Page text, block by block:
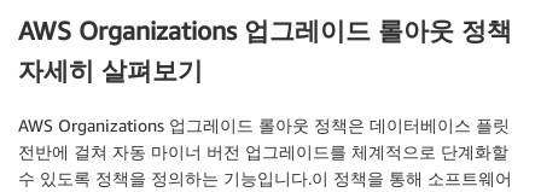
AWS Organizations 업그레이드 롤아웃 정책
자세히 살펴보기
AWS Organizations 업그레이드 롤아웃 정책은 데이터베이스 플릿
전반에 걸쳐 자동 마이너 버전 업그레이드를 체계적으로 단계화할
수 있도록 정책을 정의하는 기능입니다.이 정책을 통해 소프트웨어